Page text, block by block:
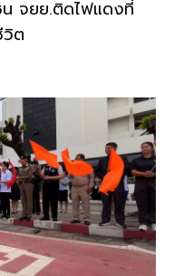
จยย.ติดไฟแดงที่
ต